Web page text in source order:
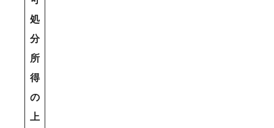
処
分
所
得
の
上